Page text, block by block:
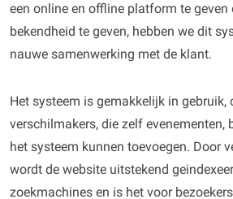
een online en offline platform te
bekendheid te geven, hebben we dit
nauwe samenwerking met de klant.
Het systeem is gemakkelijk in gebruik,
verschilmakers, die zelf evenementen,
het systeem kunnen toevoegen. Door
wordt de website uitstekend
zoekmachines en is het voor